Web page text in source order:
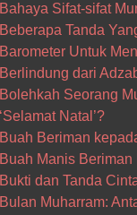
Bahaya Sifat-sifat
Beberapa Tanda
Barometer Untuk
Berlindung dari
Bolehkah Seorang
‘Selamat Natal’?
Buah Beriman
Buah Manis
Bukti dan Tanda
Bulan Muharram: